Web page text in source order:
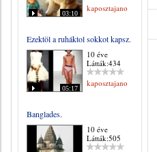
03:10
kaposztajanos
Ezektöl a ruháktol sokkot kapsz.
05:17
10 éve
Látták:434
kaposztajanos
Banglades.
10 éve
Látták:505